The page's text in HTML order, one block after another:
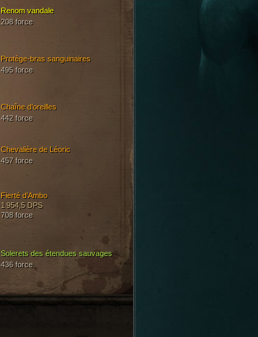
Solerets des étendues sauvages
436 force
Protège-bras sanguinaires
495 force
Fierté d’Ambo
1 954,5 DPS
708 force
Chaîne d’oreilles
442 force
Chevalière de Léoric
457 force
Renom vandale
208 force